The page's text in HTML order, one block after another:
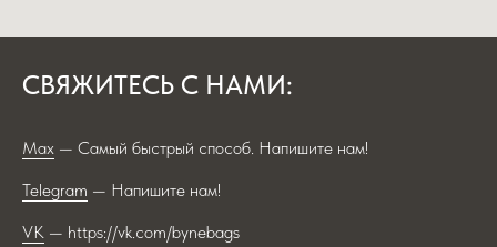
СВЯЖИТЕСЬ С НАМИ:
Max — Самый быстрый способ. Напишите нам!
Telegram — Напишите нам!
VK — https://vk.com/bynebags